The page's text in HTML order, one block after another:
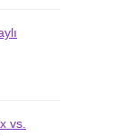
vs.